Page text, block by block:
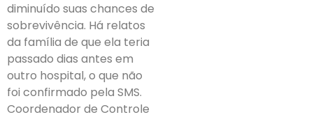
diminuído suas chances de
sobrevivência. Há relatos
da família de que ela teria
passado dias antes em
outro hospital, o que não
foi confirmado pela SMS.
Coordenador de Controle